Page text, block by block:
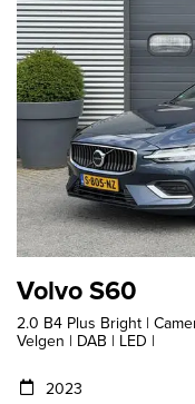
Volvo S60
2.0 B4 Plus Bright |
Velgen | DAB | LED |
2023